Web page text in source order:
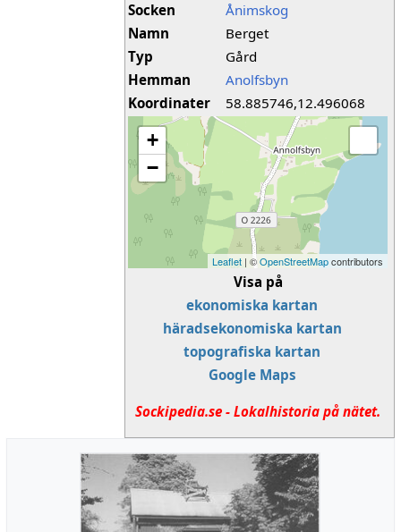
Socken
Ånimskog
Namn
Berget
Typ
Gård
Hemman
Anolfsbyn
Koordinater
58.885746,12.496068
+
−
Leaflet | ©OpenStreetMapcontributors
Visa på
ekonomiska kartan
häradsekonomiska kartan
topografiska kartan
Google Maps
Sockipedia.se - Lokalhistoria på nätet.